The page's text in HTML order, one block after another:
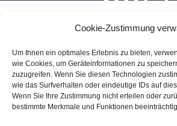
Cookie-Zustimmung
Um Ihnen ein optimales Erlebnis zu bieten,
wie Cookies, um Geräteinformationen zu
zuzugreifen. Wenn Sie diesen Technologien
wie das Surfverhalten oder eindeutige IDs auf
Wenn Sie Ihre Zustimmung nicht erteilen oder
bestimmte Merkmale und Funktionen